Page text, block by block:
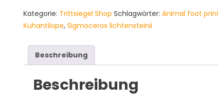
Kuhantilope,
Lichtenstein's
Sigmoceros
lichtensteinii
Menge
Kategorie: Trittsiegel Shop Schlagwörter:Animal foot
Kuhantilope,Sigmoceros lichtensteinii
Beschreibung
Beschreibung